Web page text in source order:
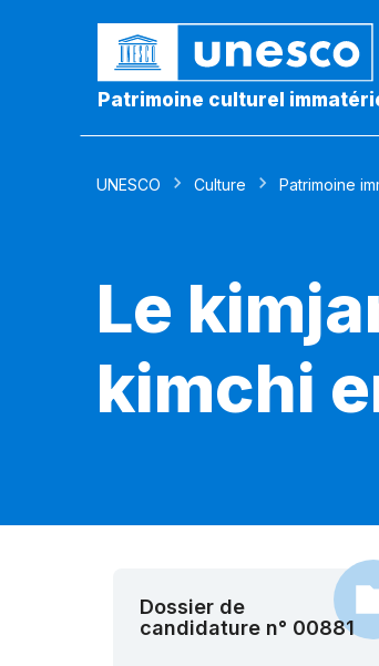
Patrimoine culturel
UNESCO Culture Patrimoine
Le
kimchi
Dossier de
candidature n° 00881